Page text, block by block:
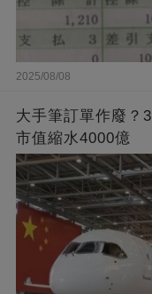
2025/08/08
大手筆訂單作廢？
市值縮水4000億